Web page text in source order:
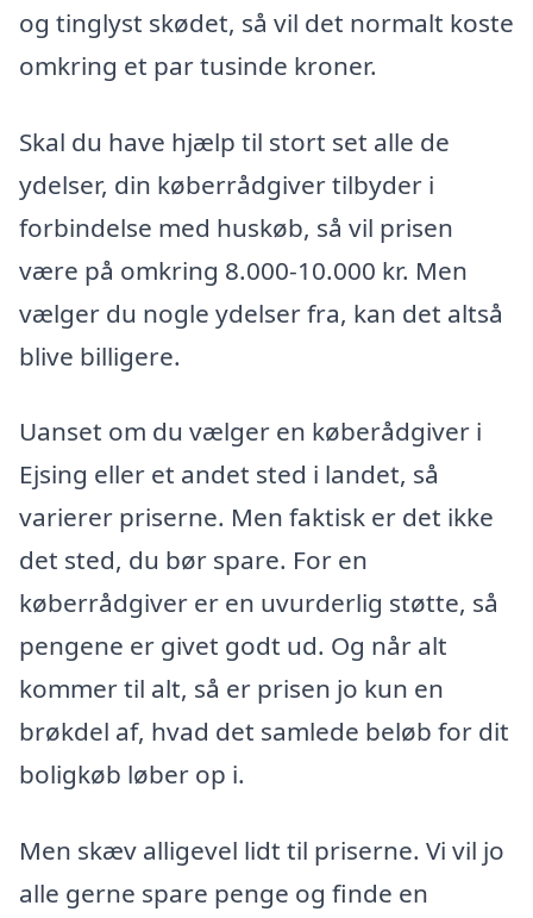
og tinglyst skødet, så vil det normalt koste
omkring et par tusinde kroner.
Skal du have hjælp til stort set alle de
ydelser, din køberrådgiver tilbyder i
forbindelse med huskøb, så vil prisen
være på omkring 8.000-10.000 kr. Men
vælger du nogle ydelser fra, kan det altså
blive billigere.
Uanset om du vælger en køberådgiver i
Ejsing eller et andet sted i landet, så
varierer priserne. Men faktisk er det ikke
det sted, du bør spare. For en
køberrådgiver er en uvurderlig støtte, så
pengene er givet godt ud. Og når alt
kommer til alt, så er prisen jo kun en
brøkdel af, hvad det samlede beløb for dit
boligkøb løber op i.
Men skæv alligevel lidt til priserne. Vi vil jo
alle gerne spare penge og finde en